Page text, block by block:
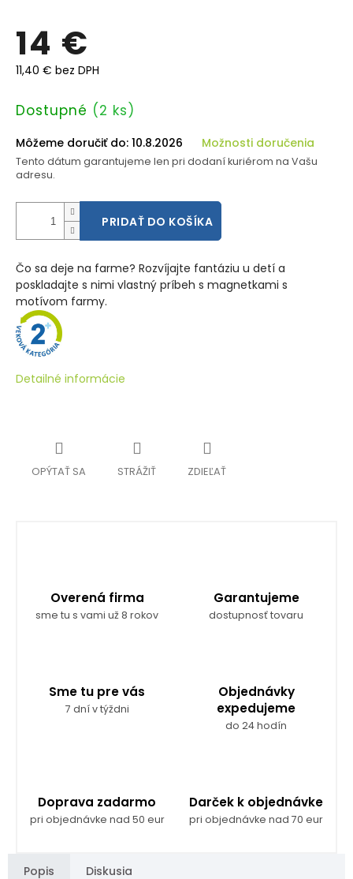
14 €
11,40 € bez DPH
Jednotková
Dostupné (2 ks)
Môžeme doručiť do: 10.8.2026 Možnosti doručenia
Tento dátum garantujeme len pri dodaní kuriérom na Vašu
adresu.
PRIDAŤ DO KOŠÍKA
Čo sa deje na farme? Rozvíjajte fantáziu u detí a
poskladajte s nimi vlastný príbeh s magnetkami s
motívom farmy.
Detailné informácie
OPÝTAŤ SA STRÁŽIŤ ZDIEĽAŤ
Overená firma
sme tu s vami už 8 rokov
Garantujeme
dostupnosť tovaru
Sme tu pre vás
7 dní v týždni
Objednávky
expedujeme
do 24 hodín
Doprava zadarmo
pri objednávke nad 50 eur
Darček k objednávke
pri objednávke nad 70 eur
Popis Diskusia